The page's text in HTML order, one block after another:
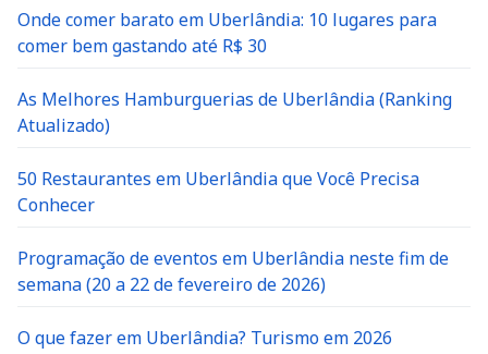
Onde comer barato em Uberlândia: 10 lugares para
comer bem gastando até R$ 30
As Melhores Hamburguerias de Uberlândia (Ranking
Atualizado)
50 Restaurantes em Uberlândia que Você Precisa
Conhecer
Programação de eventos em Uberlândia neste fim de
semana (20 a 22 de fevereiro de 2026)
O que fazer em Uberlândia? Turismo em 2026